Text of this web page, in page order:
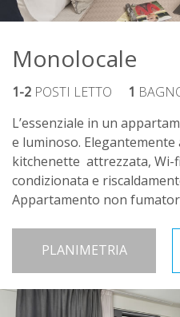
Monolocale
1-2 POSTI LETTO 1
L’essenziale in un
e luminoso.
kitchenette attrezzata, Wi-
condizionata e
Appartamento non
PLANIMETRIA